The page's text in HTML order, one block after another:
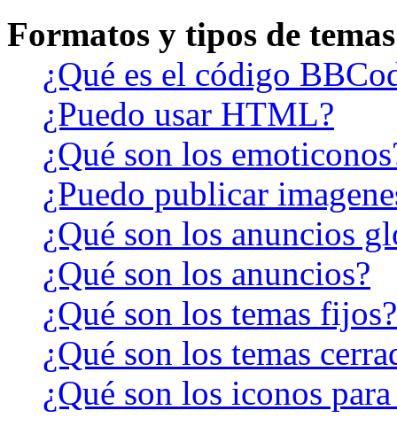
Formatos y tipos de temas
¿Qué es el código
¿Puedo usar HTML?
¿Qué son los
¿Puedo publicar
¿Qué son los anuncios
¿Qué son los anuncios?
¿Qué son los temas fijos?
¿Qué son los temas
¿Qué son los iconos